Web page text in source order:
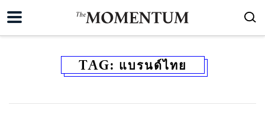
TAG: แบรนด์ไทย